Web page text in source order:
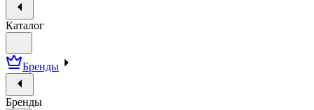
Каталог
Бренды
Бренды